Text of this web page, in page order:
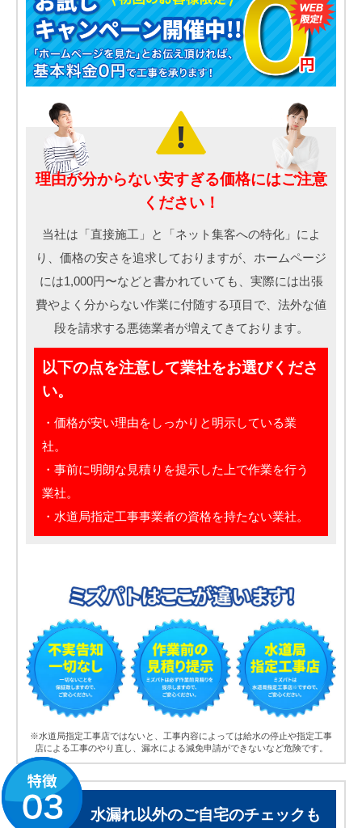
理由が分からない安すぎる価格にはご注意
ください！
当社は「直接施工」と「ネット集客への特化」によ
り、価格の安さを追求しておりますが、ホームページ
には1,000円〜などと書かれていても、実際には出張
費やよく分からない作業に付随する項目で、法外な値
段を請求する悪徳業者が増えてきております。
以下の点を注意して業社をお選びくださ
い。
・価格が安い理由をしっかりと明示している業
社。
・事前に明朗な見積りを提示した上で作業を行う
業社。
・水道局指定工事事業者の資格を持たない業社。
※水道局指定工事店ではないと、工事内容によっては給水の停止や指定工事
店による工事のやり直し、漏水による減免申請ができないなど危険です。
水漏れ以外のご自宅のチェックも